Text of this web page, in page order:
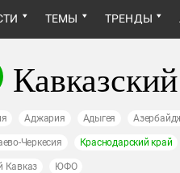
ТЕМЫ ТРЕНДЫ
Аджария Адыгея
Черкесия Краснодарский край
Кавказ ЮФО